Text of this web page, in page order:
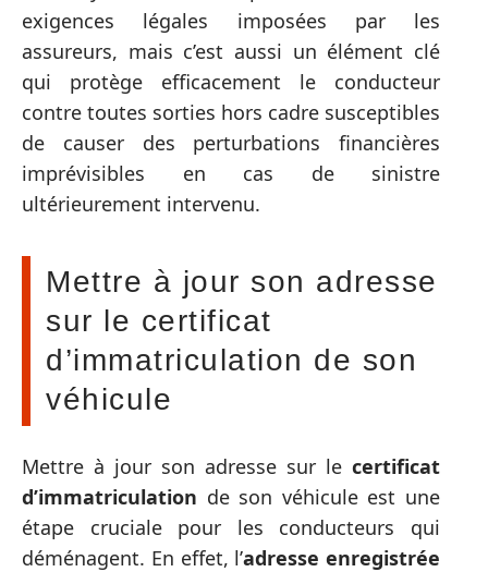
exigences légales imposées par les
assureurs, mais c’est aussi un élément clé
qui protège efficacement le conducteur
contre toutes sorties hors cadre susceptibles
de causer des perturbations financières
imprévisibles en cas de sinistre
ultérieurement intervenu.
Mettre à jour son adresse
sur le certificat
d’immatriculation de son
véhicule
Mettre à jour son adresse sur le certificat
d’immatriculation de son véhicule est une
étape cruciale pour les conducteurs qui
déménagent. En effet, l’adresse enregistrée